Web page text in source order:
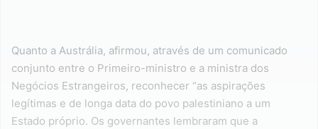
Quanto a Austrália, afirmou, através de um comunicado
conjunto entre o Primeiro-ministro e a ministra dos
Negócios Estrangeiros, reconhecer “as aspirações
legítimas e de longa data do povo palestiniano a um
Estado próprio. Os governantes lembraram que a